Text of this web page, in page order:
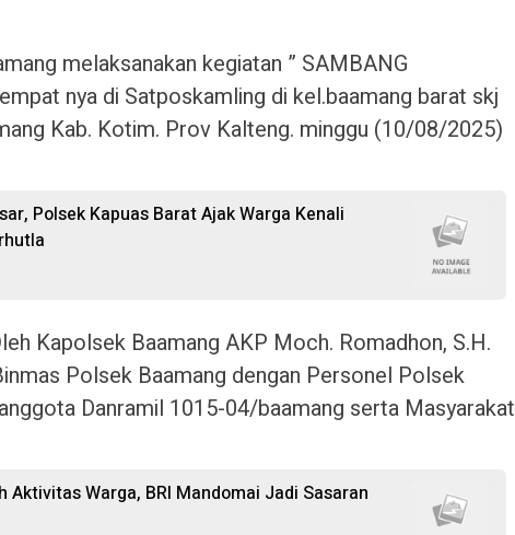
melaksanakan kegiatan ” SAMBANG
nya di Satposkamling di kel.baamang barat skj
Kab. Kotim. Prov Kalteng. minggu (10/08/2025)
Polsek Kapuas Barat Ajak Warga Kenali
Kapolsek Baamang AKP Moch. Romadhon, S.H.
Polsek Baamang dengan Personel Polsek
Danramil 1015-04/baamang serta Masyarakat
Aktivitas Warga, BRI Mandomai Jadi Sasaran